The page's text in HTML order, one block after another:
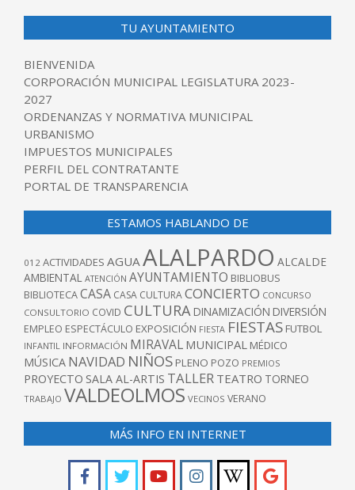
TU AYUNTAMIENTO
BIENVENIDA
CORPORACIÓN MUNICIPAL LEGISLATURA 2023-
2027
ORDENANZAS Y NORMATIVA MUNICIPAL
URBANISMO
IMPUESTOS MUNICIPALES
PERFIL DEL CONTRATANTE
PORTAL DE TRANSPARENCIA
ESTAMOS HABLANDO DE
012 ACTIVIDADES AGUA ALALPARDO ALCALDE
AMBIENTAL ATENCIÓN AYUNTAMIENTO BIBLIOBUS
BIBLIOTECACASA CASA CULTURACONCIERTO CONCURSO
CONSULTORIO COVID CULTURA DINAMIZACIÓN DIVERSIÓN
EMPLEO ESPECTÁCULO EXPOSICIÓN FIESTA FIESTAS FUTBOL
INFANTIL INFORMACIÓN MIRAVAL MUNICIPAL MÉDICO
MÚSICA NAVIDAD NIÑOS PLENO POZO PREMIOS
PROYECTO SALA AL-ARTIS TALLER TEATRO TORNEO
TRABAJO VALDEOLMOS VECINOS VERANO
MÁS INFO EN INTERNET